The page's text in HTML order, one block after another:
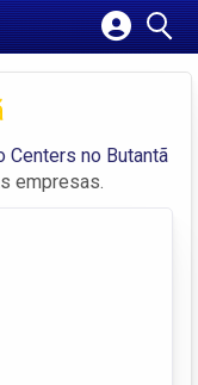
Centers no Butantã
empresas.